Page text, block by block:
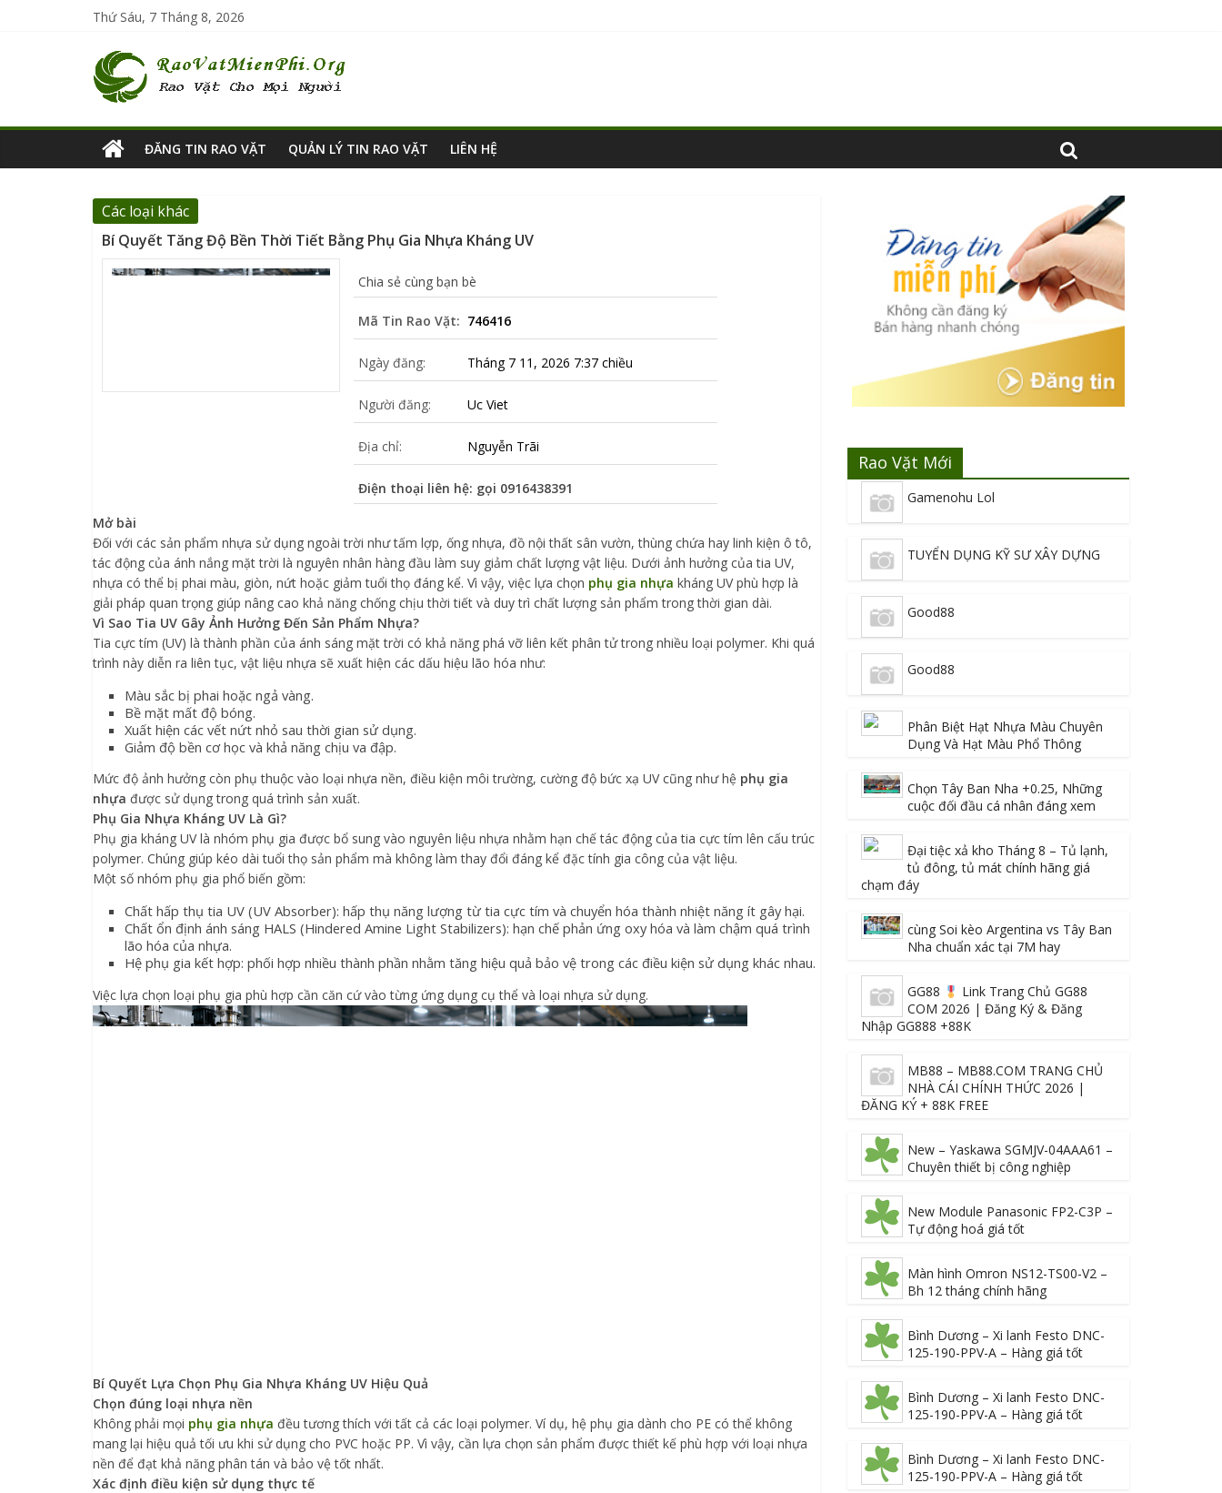
Thứ Sáu, 7 Tháng 8, 2026
ĐĂNG TIN RAO VẶT QUẢN LÝ TIN RAO VẶT LIÊN HỆ
Các loại khác
Bí Quyết Tăng Độ Bền Thời Tiết Bằng Phụ Gia Nhựa Kháng UV
Chia sẻ cùng bạn bè
Mã Tin Rao Vặt: 746416
Ngày đăng: Tháng 7 11, 2026 7:37 chiều
Người đăng: Uc Viet
Địa chỉ: Nguyễn Trãi
Điện thoại liên hệ: gọi 0916438391
Mở bài
Đối với các sản phẩm nhựa sử dụng ngoài trời như tấm lợp, ống nhựa, đồ nội thất sân vườn, thùng chứa hay linh kiện ô tô,
tác động của ánh nắng mặt trời là nguyên nhân hàng đầu làm suy giảm chất lượng vật liệu. Dưới ảnh hưởng của tia UV,
nhựa có thể bị phai màu, giòn, nứt hoặc giảm tuổi thọ đáng kể. Vì vậy, việc lựa chọn phụ gia nhựa kháng UV phù hợp là
giải pháp quan trọng giúp nâng cao khả năng chống chịu thời tiết và duy trì chất lượng sản phẩm trong thời gian dài.
Vì Sao Tia UV Gây Ảnh Hưởng Đến Sản Phẩm Nhựa?
Tia cực tím (UV) là thành phần của ánh sáng mặt trời có khả năng phá vỡ liên kết phân tử trong nhiều loại polymer. Khi quá
trình này diễn ra liên tục, vật liệu nhựa sẽ xuất hiện các dấu hiệu lão hóa như:
Màu sắc bị phai hoặc ngả vàng.
Bề mặt mất độ bóng.
Xuất hiện các vết nứt nhỏ sau thời gian sử dụng.
Giảm độ bền cơ học và khả năng chịu va đập.
Mức độ ảnh hưởng còn phụ thuộc vào loại nhựa nền, điều kiện môi trường, cường độ bức xạ UV cũng như hệ phụ gia
nhựa được sử dụng trong quá trình sản xuất.
Phụ Gia Nhựa Kháng UV Là Gì?
Phụ gia kháng UV là nhóm phụ gia được bổ sung vào nguyên liệu nhựa nhằm hạn chế tác động của tia cực tím lên cấu trúc
polymer. Chúng giúp kéo dài tuổi thọ sản phẩm mà không làm thay đổi đáng kể đặc tính gia công của vật liệu.
Một số nhóm phụ gia phổ biến gồm:
Chất hấp thụ tia UV (UV Absorber): hấp thụ năng lượng từ tia cực tím và chuyển hóa thành nhiệt năng ít gây hại.
Chất ổn định ánh sáng HALS (Hindered Amine Light Stabilizers): hạn chế phản ứng oxy hóa và làm chậm quá trình
lão hóa của nhựa.
Hệ phụ gia kết hợp: phối hợp nhiều thành phần nhằm tăng hiệu quả bảo vệ trong các điều kiện sử dụng khác nhau.
Việc lựa chọn loại phụ gia phù hợp cần căn cứ vào từng ứng dụng cụ thể và loại nhựa sử dụng.
Bí Quyết Lựa Chọn Phụ Gia Nhựa Kháng UV Hiệu Quả
Chọn đúng loại nhựa nền
Không phải mọi phụ gia nhựa đều tương thích với tất cả các loại polymer. Ví dụ, hệ phụ gia dành cho PE có thể không
mang lại hiệu quả tối ưu khi sử dụng cho PVC hoặc PP. Vì vậy, cần lựa chọn sản phẩm được thiết kế phù hợp với loại nhựa
nền để đạt khả năng phân tán và bảo vệ tốt nhất.
Xác định điều kiện sử dụng thực tế
Rao Vặt Mới
Gamenohu Lol
TUYỂN DỤNG KỸ SƯ XÂY DỰNG
Good88
Good88
Phân Biệt Hạt Nhựa Màu Chuyên
Dụng Và Hạt Màu Phổ Thông
Chọn Tây Ban Nha +0.25, Những
cuộc đối đầu cá nhân đáng xem
Đại tiệc xả kho Tháng 8 – Tủ lạnh,
tủ đông, tủ mát chính hãng giá
chạm đáy
cùng Soi kèo Argentina vs Tây Ban
Nha chuẩn xác tại 7M hay
GG88
Link Trang Chủ GG88
COM 2026 | Đăng Ký & Đăng
Nhập GG888 +88K
MB88 – MB88.COM TRANG CHỦ
NHÀ CÁI CHÍNH THỨC 2026 |
ĐĂNG KÝ + 88K FREE
New – Yaskawa SGMJV-04AAA61 –
Chuyên thiết bị công nghiệp
New Module Panasonic FP2-C3P –
Tự động hoá giá tốt
Màn hình Omron NS12-TS00-V2 –
Bh 12 tháng chính hãng
Bình Dương – Xi lanh Festo DNC-
125-190-PPV-A – Hàng giá tốt
Bình Dương – Xi lanh Festo DNC-
125-190-PPV-A – Hàng giá tốt
Bình Dương – Xi lanh Festo DNC-
125-190-PPV-A – Hàng giá tốt